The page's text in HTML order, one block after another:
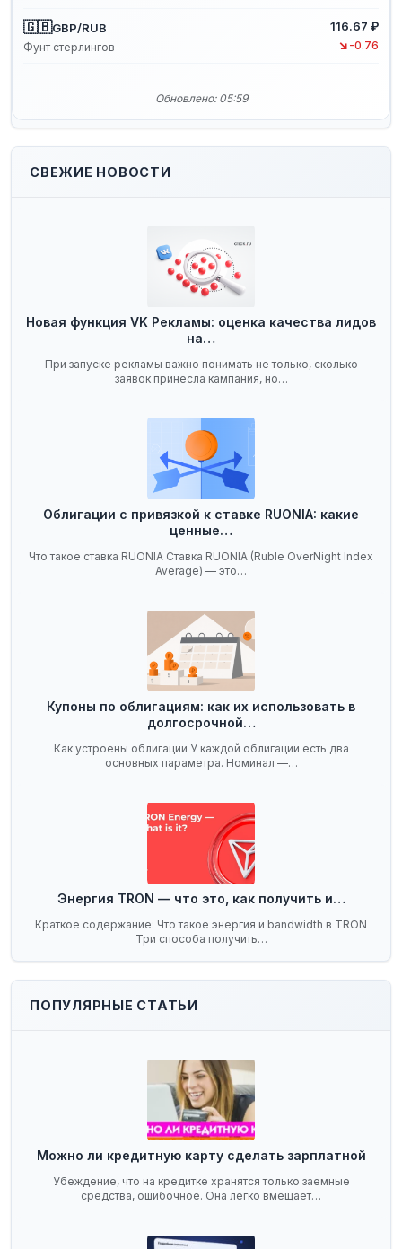
🇬🇧GBP/RUB
Фунт стерлингов
116.67 ₽
↘ -0.76
Обновлено: 05:59
СВЕЖИЕ НОВОСТИ
Новая функция VK Рекламы: оценка качества лидов
на…
При запуске рекламы важно понимать не только, сколько
заявок принесла кампания, но…
Облигации с привязкой к ставке RUONIA: какие
ценные…
Что такое ставка RUONIA Ставка RUONIA (Ruble OverNight Index
Average) — это…
Купоны по облигациям: как их использовать в
долгосрочной…
Как устроены облигации У каждой облигации есть два
основных параметра. Номинал —…
Энергия TRON — что это, как получить и…
Краткое содержание: Что такое энергия и bandwidth в TRON
Три способа получить…
ПОПУЛЯРНЫЕ СТАТЬИ
Можно ли кредитную карту сделать зарплатной
Убеждение, что на кредитке хранятся только заемные
средства, ошибочное. Она легко вмещает…